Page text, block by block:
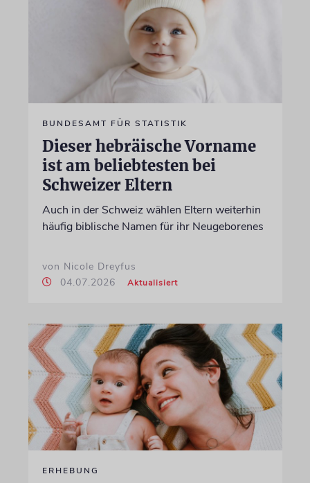
BUNDESAMT FÜR STATISTIK
Dieser hebräische Vorname
ist am beliebtesten bei
Schweizer Eltern
Auch in der Schweiz wählen Eltern weiterhin
häufig biblische Namen für ihr Neugeborenes
von Nicole Dreyfus
04.07.2026
Aktualisiert
ERHEBUNG